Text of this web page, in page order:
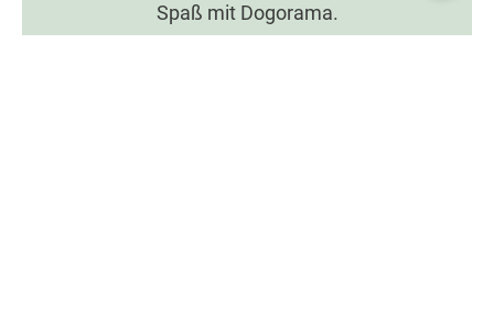
Spaß mit Dogorama.